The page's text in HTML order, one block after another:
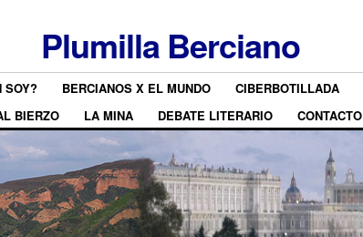
Plumilla Berciano
SOY? BERCIANOS X EL MUNDO
CIBERBOTILLADA
BIERZO
LA MINA DEBATE LITERARIO CONTACTO